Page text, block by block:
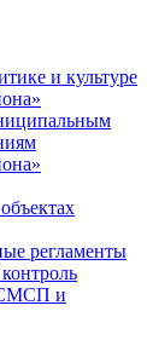
и культуре
регламенты
СМСП и